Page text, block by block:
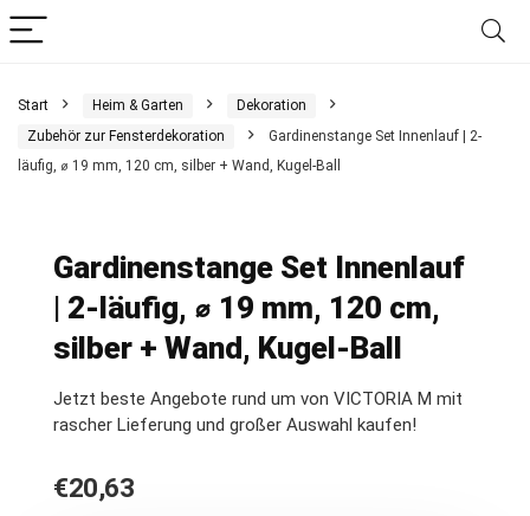
Start Heim & Garten
Dekoration
Zubehör zur Fensterdekoration
Gardinenstange Set Innenlauf | 2-
läufig, ⌀ 19 mm, 120 cm, silber + Wand, Kugel-Ball
Gardinenstange Set Innenlauf
| 2-läufig, ⌀ 19 mm, 120 cm,
silber + Wand, Kugel-Ball
Jetzt beste Angebote rund um von VICTORIA M mit
rascher Lieferung und großer Auswahl kaufen!
€20,63